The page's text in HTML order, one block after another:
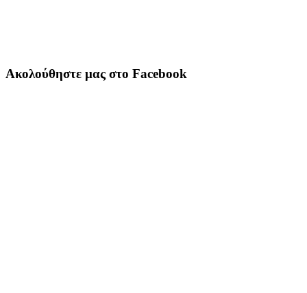
Ακολούθηστε μας στο Facebook